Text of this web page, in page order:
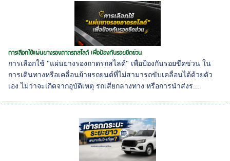
การเลือกใช้แผ่นยางรองถาดรถสไลด์ เพื่อป้องกันรอยขีดข่วน
การเลือกใช้ "แผ่นยางรองถาดรถสไลด์" เพื่อป้องกันรอยขีดข่วน ใน
การเดินทางหรือเคลื่อนย้ายรถยนต์ที่ไม่สามารถขับเคลื่อนได้ด้วยตัว
เอง ไม่ว่าจะเกิดจากอุบัติเหตุ รถเสียกลางทาง หรือการนำส่งร...